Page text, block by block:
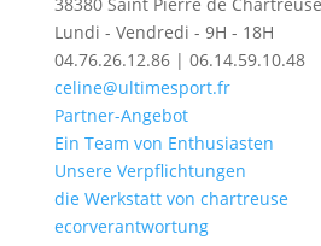
Lundi - Vendredi - 9H - 18H
04.76.26.12.86 | 06.14.59.10.48
celine@ultimesport.fr
Partner-Angebot
Ein Team von Enthusiasten
Unsere Verpflichtungen
die Werkstatt von chartreuse
ecorverantwortung